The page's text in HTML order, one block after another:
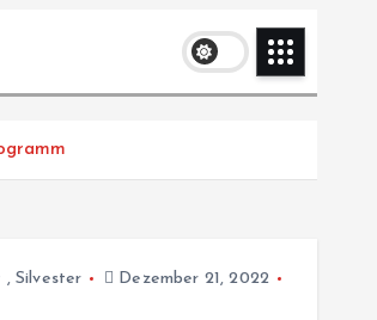
, Silvester
Dezember 21, 2022